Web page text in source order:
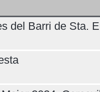
del Barri de Sta.